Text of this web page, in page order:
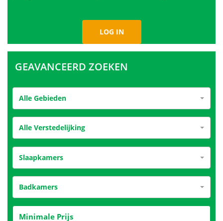
GEAVANCEERD ZOEKEN
Alle Gebieden
Alle Verstedelijking
Slaapkamers
Badkamers